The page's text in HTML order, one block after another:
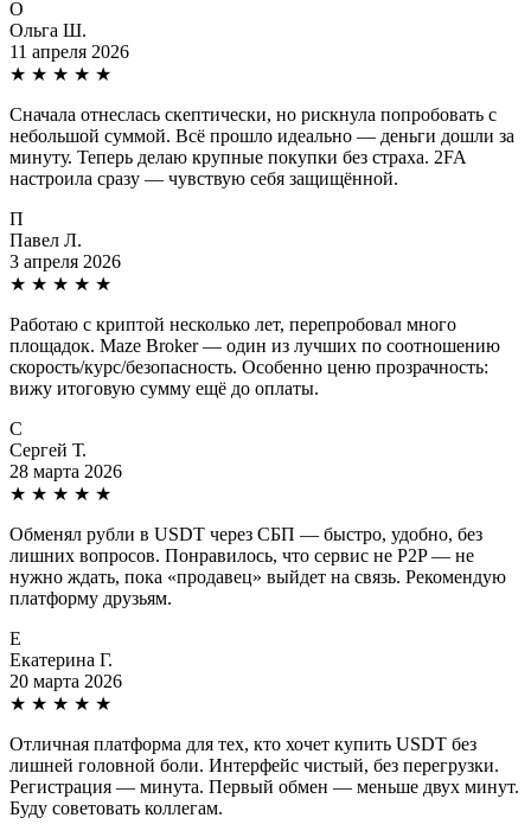
О
Ольга Ш.
11 апреля 2026
★ ★ ★ ★ ★
Сначала отнеслась скептически, но рискнула попробовать с
небольшой суммой. Всё прошло идеально — деньги дошли за
минуту. Теперь делаю крупные покупки без страха. 2FA
настроила сразу — чувствую себя защищённой.
П
Павел Л.
3 апреля 2026
★ ★ ★ ★ ★
Работаю с криптой несколько лет, перепробовал много
площадок. Maze Broker — один из лучших по соотношению
скорость/курс/безопасность. Особенно ценю прозрачность:
вижу итоговую сумму ещё до оплаты.
С
Сергей Т.
28 марта 2026
★ ★ ★ ★ ★
Обменял рубли в USDT через СБП — быстро, удобно, без
лишних вопросов. Понравилось, что сервис не P2P — не
нужно ждать, пока «продавец» выйдет на связь. Рекомендую
платформу друзьям.
Е
Екатерина Г.
20 марта 2026
★ ★ ★ ★ ★
Отличная платформа для тех, кто хочет купить USDT без
лишней головной боли. Интерфейс чистый, без перегрузки.
Регистрация — минута. Первый обмен — меньше двух минут.
Буду советовать коллегам.